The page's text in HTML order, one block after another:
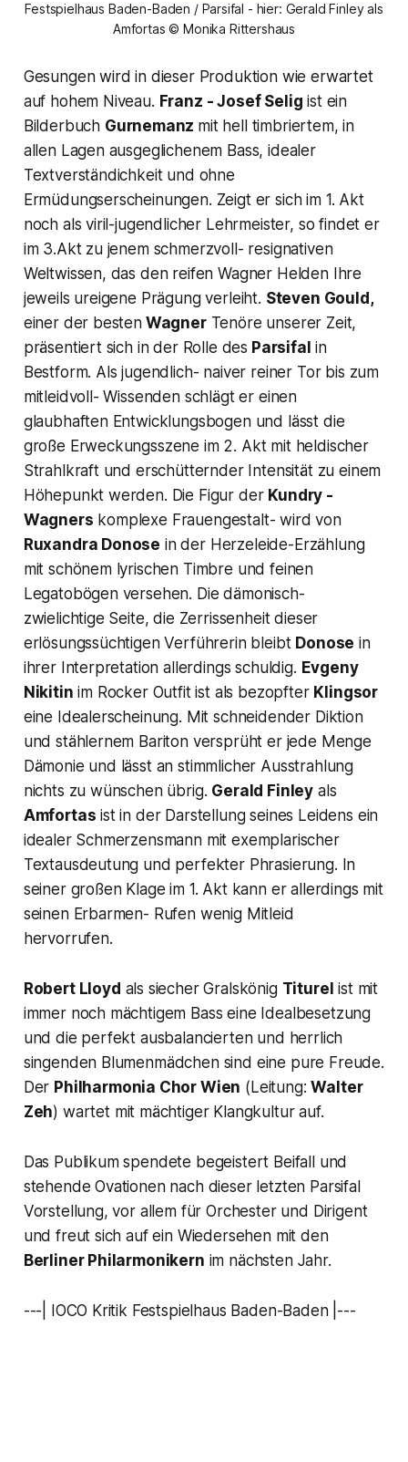
Festspielhaus Baden-Baden / Parsifal - hier: Gerald Finley als
Amfortas © Monika Rittershaus
Gesungen wird in dieser Produktion wie erwartet
auf hohem Niveau. Franz - Josef Selig ist ein
Bilderbuch Gurnemanz mit hell timbriertem, in
allen Lagen ausgeglichenem Bass, idealer
Textverständichkeit und ohne
Ermüdungserscheinungen. Zeigt er sich im 1. Akt
noch als viril-jugendlicher Lehrmeister, so findet er
im 3.Akt zu jenem schmerzvoll- resignativen
Weltwissen, das den reifen Wagner Helden Ihre
jeweils ureigene Prägung verleiht. Steven Gould,
einer der bestenWagnerTenöre unserer Zeit,
präsentiert sich in der Rolle des Parsifal in
Bestform. Als jugendlich- naiver reiner Tor bis zum
mitleidvoll- Wissenden schlägt er einen
glaubhaften Entwicklungsbogen und lässt die
große Erweckungsszene im 2. Akt mit heldischer
Strahlkraft und erschütternder Intensität zu einem
Höhepunkt werden. Die Figur der Kundry -
Wagners komplexe Frauengestalt- wird von
Ruxandra Donose in der Herzeleide-Erzählung
mit schönem lyrischen Timbre und feinen
Legatobögen versehen. Die dämonisch-
zwielichtige Seite, die Zerrissenheit dieser
erlösungssüchtigen Verführerin bleibt Donose in
ihrer Interpretation allerdings schuldig. Evgeny
Nikitin im Rocker Outfit ist als bezopfter Klingsor
eine Idealerscheinung. Mit schneidender Diktion
und stählernem Bariton versprüht er jede Menge
Dämonie und lässt an stimmlicher Ausstrahlung
nichts zu wünschen übrig. Gerald Finley als
Amfortas ist in der Darstellung seines Leidens ein
idealer Schmerzensmann mit exemplarischer
Textausdeutung und perfekter Phrasierung. In
seiner großen Klage im 1. Akt kann er allerdings mit
seinen Erbarmen- Rufen wenig Mitleid
hervorrufen.
Robert Lloyd als siecher Gralskönig Titurel ist mit
immer noch mächtigem Bass eine Idealbesetzung
und die perfekt ausbalancierten und herrlich
singenden Blumenmädchen sind eine pure Freude.
Der Philharmonia Chor Wien (Leitung:Walter
Zeh) wartet mit mächtiger Klangkultur auf.
Das Publikum spendete begeistert Beifall und
stehende Ovationen nach dieser letzten Parsifal
Vorstellung, vor allem für Orchester und Dirigent
und freut sich auf ein Wiedersehen mit den
Berliner Philarmonikern im nächsten Jahr.
---| IOCO Kritik Festspielhaus Baden-Baden |---